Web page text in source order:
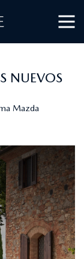
NUEVOS
Mazda